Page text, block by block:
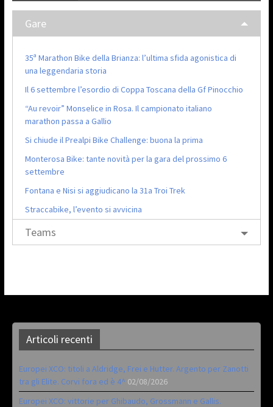
Gare
35ª Marathon Bike della Brianza: l’ultima sfida agonistica di
una leggendaria storia
Il 6 settembre l’esordio di Coppa Toscana della Gf Pinocchio
“Au revoir” Monselice in Rosa. Il campionato italiano
marathon passa a Gallio
Si chiude il Prealpi Bike Challenge: buona la prima
Monterosa Bike: tante novità per la gara del prossimo 6
settembre
Fontana e Nisi si aggiudicano la 31a Troi Trek
Straccabike, l’evento si avvicina
Teams
Articoli recenti
Europei XCO: titoli a Aldridge, Frei e Hutter. Argento per Zanotti
tra gli Elite. Corvi fora ed è 4^ 02/08/2026
Europei XCO: vittorie per Ghibaudo, Grossmann e Gallis.